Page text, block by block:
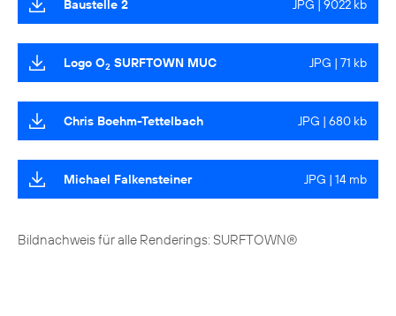
Baustelle 2 JPG | 9022 kb
Logo O2 SURFTOWN MUC JPG | 71 kb
Chris Boehm-Tettelbach JPG | 680 kb
Michael Falkensteiner JPG | 14 mb
Bildnachweis für alle Renderings: SURFTOWN®